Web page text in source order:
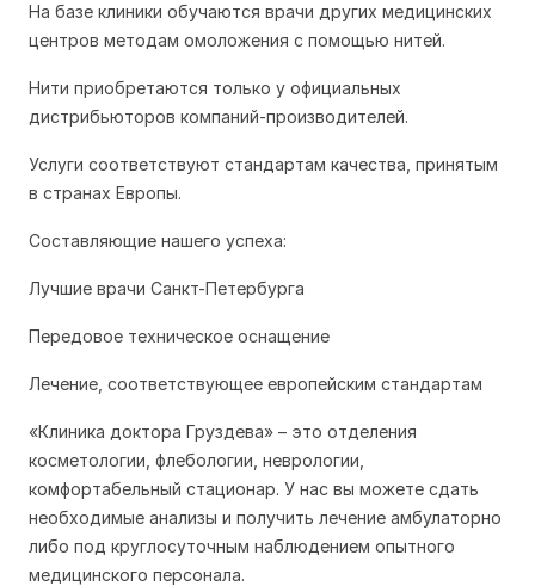
На базе клиники обучаются врачи других медицинских
центров методам омоложения с помощью нитей.
Нити приобретаются только у официальных
дистрибьюторов компаний-производителей.
Услуги соответствуют стандартам качества, принятым
в странах Европы.
Составляющие нашего успеха:
Лучшие врачи Санкт-Петербурга
Передовое техническое оснащение
Лечение, соответствующее европейским стандартам
«Клиника доктора Груздева» – это отделения
косметологии, флебологии, неврологии,
комфортабельный стационар. У нас вы можете сдать
необходимые анализы и получить лечение амбулаторно
либо под круглосуточным наблюдением опытного
медицинского персонала.